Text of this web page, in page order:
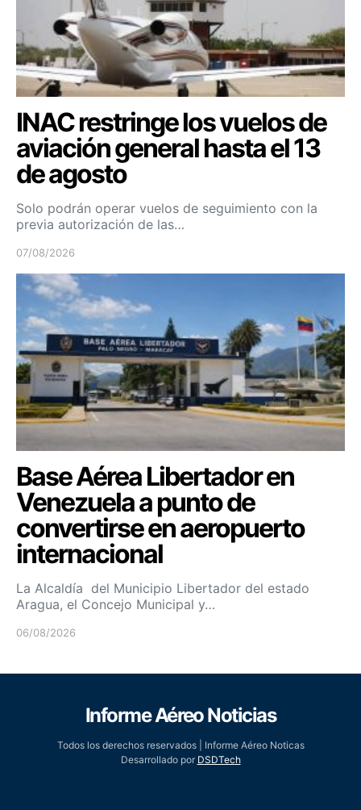
INAC restringe los vuelos de
aviación general hasta el 13
de agosto
Solo podrán operar vuelos de seguimiento con la
previa autorización de las…
07/08/2026
Base Aérea Libertador en
Venezuela a punto de
convertirse en aeropuerto
internacional
La Alcaldía del Municipio Libertador del estado
Aragua, el Concejo Municipal y…
06/08/2026
Informe Aéreo Noticias
Todos los derechos reservados | Informe Aéreo Noticas
Desarrollado por DSDTech